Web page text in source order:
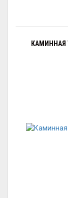
КАМИННАЯ